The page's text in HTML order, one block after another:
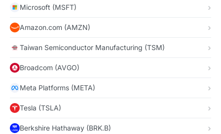
Microsoft (MSFT)
Amazon.com (AMZN)
Taiwan Semiconductor Manufacturing (TSM)
Broadcom (AVGO)
Meta Platforms (META)
Tesla (TSLA)
Berkshire Hathaway (BRK.B)